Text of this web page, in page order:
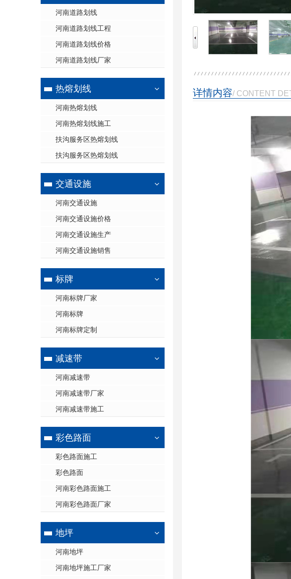
河南道路划线
河南道路划线工程
河南道路划线价格
河南道路划线厂家
热熔划线
河南热熔划线
河南热熔划线施工
扶沟服务区热熔划线
扶沟服务区热熔划线
交通设施
河南交通设施
河南交通设施价格
河南交通设施生产
河南交通设施销售
标牌
河南标牌厂家
河南标牌
河南标牌定制
减速带
河南减速带
河南减速带厂家
河南减速带施工
彩色路面
彩色路面施工
彩色路面
河南彩色路面施工
河南彩色路面厂家
地坪
河南地坪
河南地坪施工厂家
详情内容/ CONTENT